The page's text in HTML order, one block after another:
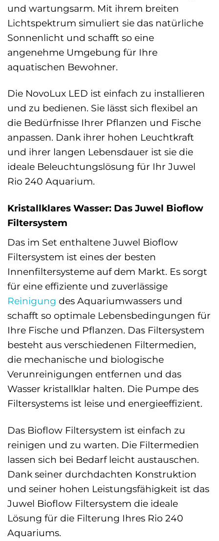
und wartungsarm. Mit ihrem breiten
Lichtspektrum simuliert sie das natürliche
Sonnenlicht und schafft so eine
angenehme Umgebung für Ihre
aquatischen Bewohner.
Die NovoLux LED ist einfach zu installieren
und zu bedienen. Sie lässt sich flexibel an
die Bedürfnisse Ihrer Pflanzen und Fische
anpassen. Dank ihrer hohen Leuchtkraft
und ihrer langen Lebensdauer ist sie die
ideale Beleuchtungslösung für Ihr Juwel
Rio 240 Aquarium.
Kristallklares Wasser: Das Juwel Bioflow
Filtersystem
Das im Set enthaltene Juwel Bioflow
Filtersystem ist eines der besten
Innenfiltersysteme auf dem Markt. Es sorgt
für eine effiziente und zuverlässige
Reinigung des Aquariumwassers und
schafft so optimale Lebensbedingungen für
Ihre Fische und Pflanzen. Das Filtersystem
besteht aus verschiedenen Filtermedien,
die mechanische und biologische
Verunreinigungen entfernen und das
Wasser kristallklar halten. Die Pumpe des
Filtersystems ist leise und energieeffizient.
Das Bioflow Filtersystem ist einfach zu
reinigen und zu warten. Die Filtermedien
lassen sich bei Bedarf leicht austauschen.
Dank seiner durchdachten Konstruktion
und seiner hohen Leistungsfähigkeit ist das
Juwel Bioflow Filtersystem die ideale
Lösung für die Filterung Ihres Rio 240
Aquariums.